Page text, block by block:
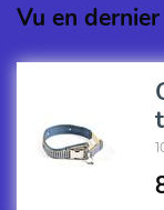
Vu en dernier